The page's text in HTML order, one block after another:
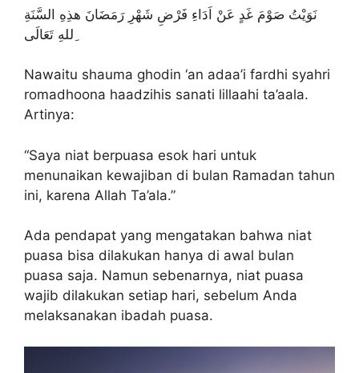
نَوَيْتُ صَوْمَ غَدٍ عَنْ اَدَاءِ فَرْضِ شَهْرِ رَمَضَانَ هذِهِ السَّنَةِ
ِللهِ تَعَالَى
Nawaitu shauma ghodin ‘an adaa’i fardhi syahri
romadhoona haadzihis sanati lillaahi ta’aala.
Artinya:
“Saya niat berpuasa esok hari untuk
menunaikan kewajiban di bulan Ramadan tahun
ini, karena Allah Ta’ala.”
Ada pendapat yang mengatakan bahwa niat
puasa bisa dilakukan hanya di awal bulan
puasa saja. Namun sebenarnya, niat puasa
wajib dilakukan setiap hari, sebelum Anda
melaksanakan ibadah puasa.